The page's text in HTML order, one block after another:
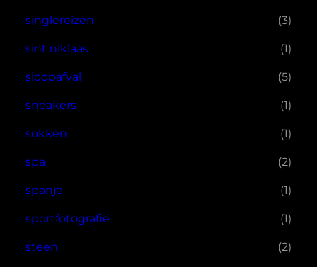
singlereizen (3)
sint niklaas (1)
sloopafval (5)
sneakers (1)
sokken (1)
spa (2)
spanje (1)
sportfotografie (1)
steen (2)